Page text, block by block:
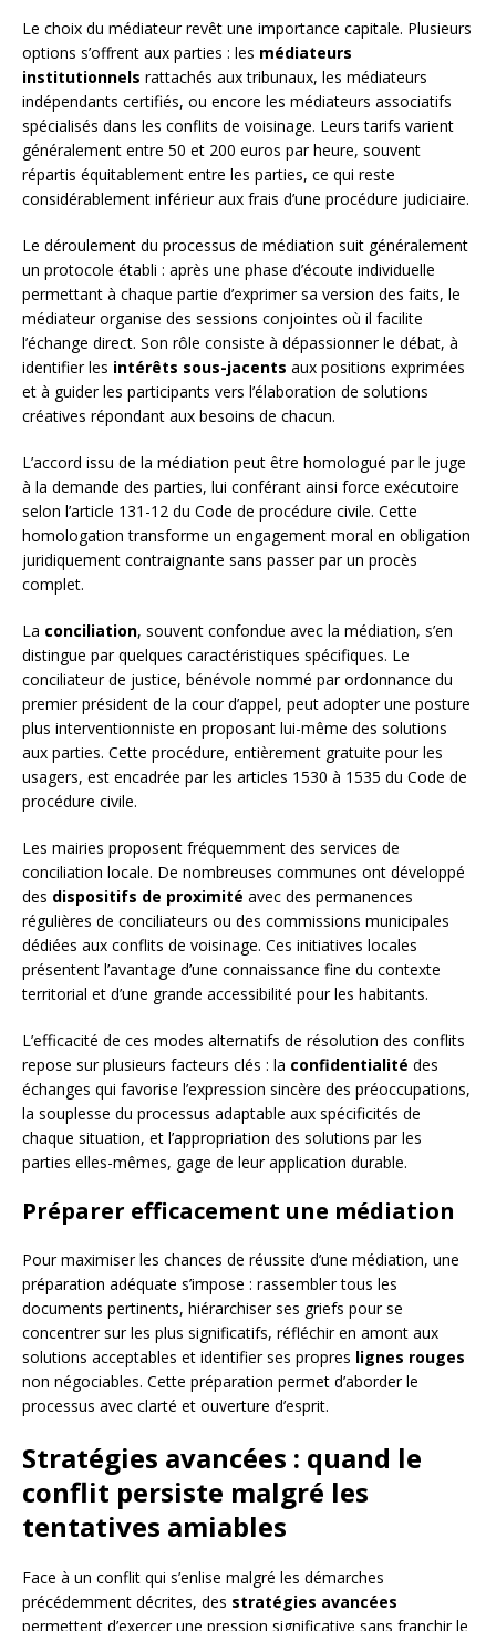
Le choix du médiateur revêt une importance capitale. Plusieurs
options s’offrent aux parties : les médiateurs
institutionnels rattachés aux tribunaux, les médiateurs
indépendants certifiés, ou encore les médiateurs associatifs
spécialisés dans les conflits de voisinage. Leurs tarifs varient
généralement entre 50 et 200 euros par heure, souvent
répartis équitablement entre les parties, ce qui reste
considérablement inférieur aux frais d’une procédure judiciaire.
Le déroulement du processus de médiation suit généralement
un protocole établi : après une phase d’écoute individuelle
permettant à chaque partie d’exprimer sa version des faits, le
médiateur organise des sessions conjointes où il facilite
l’échange direct. Son rôle consiste à dépassionner le débat, à
identifier les intérêts sous-jacents aux positions exprimées
et à guider les participants vers l’élaboration de solutions
créatives répondant aux besoins de chacun.
L’accord issu de la médiation peut être homologué par le juge
à la demande des parties, lui conférant ainsi force exécutoire
selon l’article 131-12 du Code de procédure civile. Cette
homologation transforme un engagement moral en obligation
juridiquement contraignante sans passer par un procès
complet.
La conciliation, souvent confondue avec la médiation, s’en
distingue par quelques caractéristiques spécifiques. Le
conciliateur de justice, bénévole nommé par ordonnance du
premier président de la cour d’appel, peut adopter une posture
plus interventionniste en proposant lui-même des solutions
aux parties. Cette procédure, entièrement gratuite pour les
usagers, est encadrée par les articles 1530 à 1535 du Code de
procédure civile.
Les mairies proposent fréquemment des services de
conciliation locale. De nombreuses communes ont développé
des dispositifs de proximité avec des permanences
régulières de conciliateurs ou des commissions municipales
dédiées aux conflits de voisinage. Ces initiatives locales
présentent l’avantage d’une connaissance fine du contexte
territorial et d’une grande accessibilité pour les habitants.
L’efficacité de ces modes alternatifs de résolution des conflits
repose sur plusieurs facteurs clés : la confidentialité des
échanges qui favorise l’expression sincère des préoccupations,
la souplesse du processus adaptable aux spécificités de
chaque situation, et l’appropriation des solutions par les
parties elles-mêmes, gage de leur application durable.
Préparer efficacement une médiation
Pour maximiser les chances de réussite d’une médiation, une
préparation adéquate s’impose : rassembler tous les
documents pertinents, hiérarchiser ses griefs pour se
concentrer sur les plus significatifs, réfléchir en amont aux
solutions acceptables et identifier ses propres lignes rouges
non négociables. Cette préparation permet d’aborder le
processus avec clarté et ouverture d’esprit.
Stratégies avancées : quand le
conflit persiste malgré les
tentatives amiables
Face à un conflit qui s’enlise malgré les démarches
précédemment décrites, des stratégies avancées
permettent d’exercer une pression significative sans franchir le